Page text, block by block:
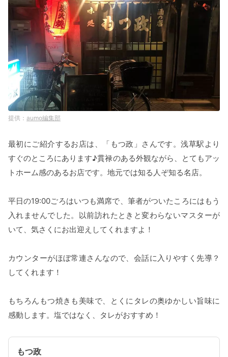
aumo編集部
最初にご紹介するお店は、「もつ政」さんです。浅草駅より
すぐのところにあります♪貫禄のある外観ながら、とてもアッ
トホーム感のあるお店です。地元では知る人ぞ知る名店。
平日の19:00ごろはいつも満席で、筆者がついたころにはもう
入れませんでした。以前訪れたときと変わらないマスターが
いて、気さくにお出迎えしてくれますよ！
カウンターがほぼ常連さんなので、会話に入りやすく先導？
してくれます！
もちろんもつ焼きも美味で、とくにタレの奥ゆかしい旨味に
感動します。塩ではなく、タレがおすすめ！
もつ政